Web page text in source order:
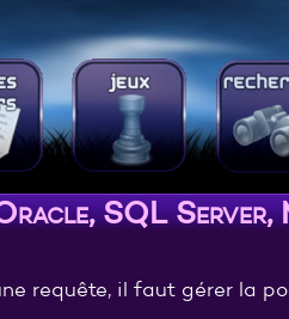
SQL Server,
requête, il faut gérer la